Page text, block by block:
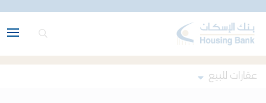
عقارات للبيع